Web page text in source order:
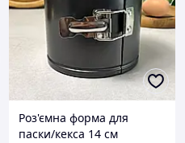
Роз'ємна форма для
паски/кекса 14 см